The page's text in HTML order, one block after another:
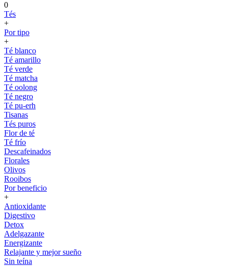
0
Tés
+
Por tipo
+
Té blanco
Té amarillo
Té verde
Té matcha
Té oolong
Té negro
Té pu-erh
Tisanas
Tés puros
Flor de té
Té frío
Descafeinados
Florales
Olivos
Rooibos
Por beneficio
+
Antioxidante
Digestivo
Detox
Adelgazante
Energizante
Relajante y mejor sueño
Sin teína